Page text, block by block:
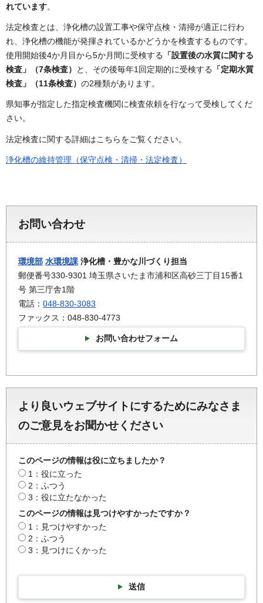
れています。
法定検査とは、浄化槽の設置工事や保守点検・清掃が適正に行わ
れ、浄化槽の機能が発揮されているかどうかを検査するものです。
使用開始後4か月目から5か月間に受検する
「設置後の水質に関する
検査」（7条検査）
と、その後毎年1回定期的に受検する
「定期水質
検査」（11条検査） の2種類があります。
県知事が指定した指定検査機関に検査依頼を行なって受検してくだ
さい。
法定検査に関する詳細はこちらをご覧ください。
浄化槽の維持管理（保守点検・清掃・法定検査）
お問い合わせ
環境部 水環境課 浄化槽・豊かな川づくり担当
郵便番号330-9301 埼玉県さいたま市浦和区高砂三丁目15番1
号 第三庁舎1階
電話： 048-830-3083
ファックス：048-830-4773
お問い合わせフォーム
より良いウェブサイトにするためにみなさま
のご意見をお聞かせください
このページの情報は役に立ちましたか？
1：役に立った
2：ふつう
3：役に立たなかった
このページの情報は見つけやすかったですか？
1：見つけやすかった
2：ふつう
3：見つけにくかった
送信